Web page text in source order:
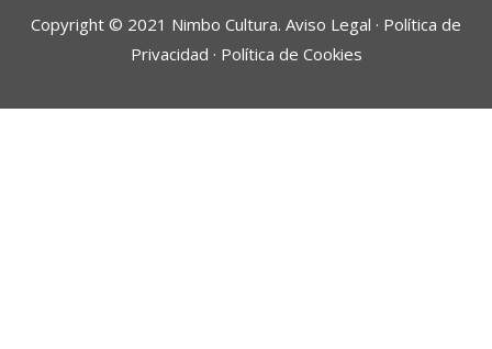
Copyright © 2021 Nimbo Cultura. Aviso Legal · Política de
Privacidad · Política de Cookies